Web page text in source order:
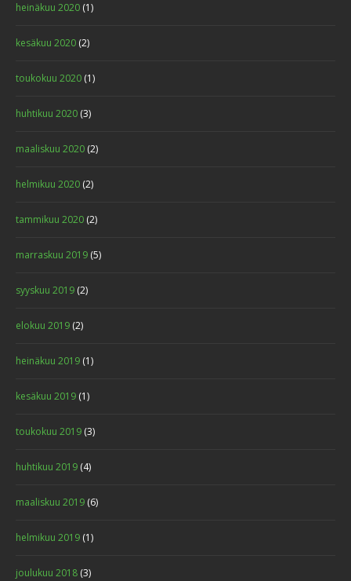
heinäkuu 2020 (1)
kesäkuu 2020 (2)
toukokuu 2020 (1)
huhtikuu 2020 (3)
maaliskuu 2020 (2)
helmikuu 2020 (2)
tammikuu 2020 (2)
marraskuu 2019 (5)
syyskuu 2019 (2)
elokuu 2019 (2)
heinäkuu 2019 (1)
kesäkuu 2019 (1)
toukokuu 2019 (3)
huhtikuu 2019 (4)
maaliskuu 2019 (6)
helmikuu 2019 (1)
joulukuu 2018 (3)